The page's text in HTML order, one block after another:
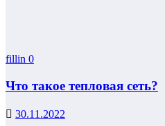
fillin 0
Что такое тепловая сеть?
30.11.2022